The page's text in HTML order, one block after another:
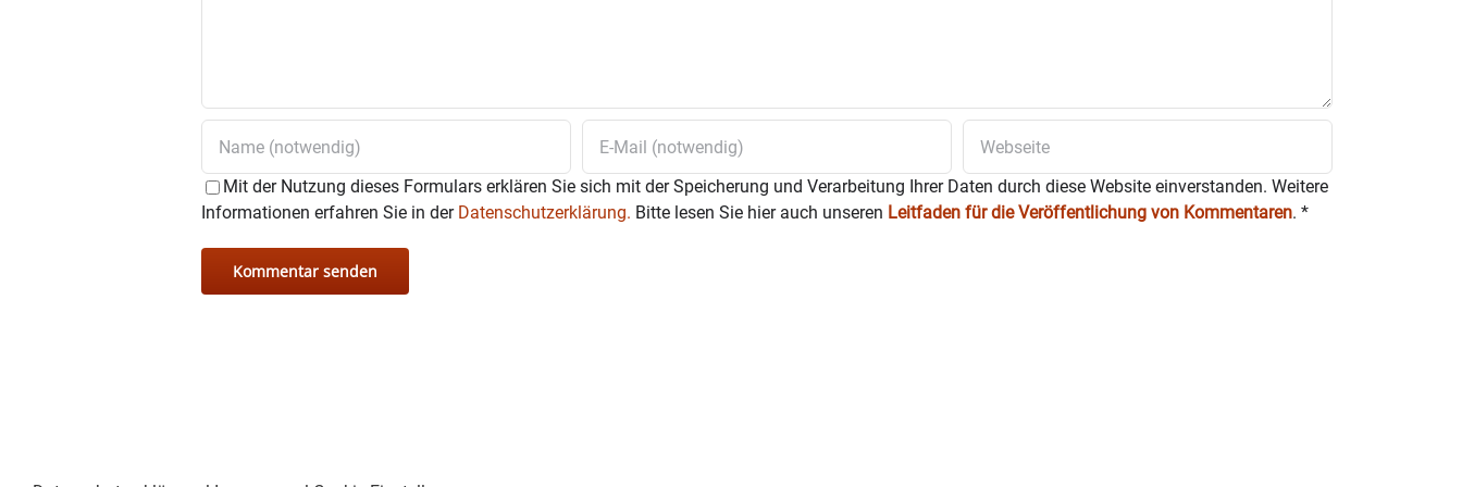
Mit der Nutzung dieses Formulars erklären Sie sich mit der Speicherung und Verarbeitung Ihrer Daten durch diese Website einverstanden. Weitere
Informationen erfahren Sie in der Datenschutzerklärung. Bitte lesen Sie hier auch unseren Leitfaden für die Veröffentlichung von Kommentaren. *